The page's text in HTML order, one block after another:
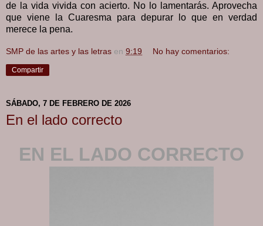
de la vida vivida con acierto. No lo lamentarás. Aprovecha
que viene la Cuaresma para depurar lo que en verdad
merece la pena.
SMP de las artes y las letras en 9:19 No hay comentarios:
Compartir
SÁBADO, 7 DE FEBRERO DE 2026
En el lado correcto
EN EL LADO CORRECTO